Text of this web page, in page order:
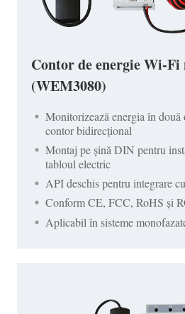
Contor de energie Wi-Fi
(WEM3080)
Monitorizează energia în
contor bidirecțional
Montaj pe șină DIN pentru
tabloul electric
API deschis pentru integrare
Conform CE, FCC, RoHS și
Aplicabil în sisteme